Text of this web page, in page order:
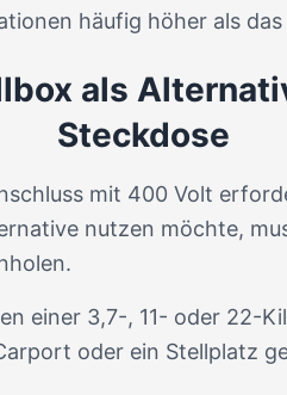
häufig höher als das
als
Steckdose
mit 400 Volt
nutzen möchte,
einer 3,7-, 11- oder 22-
oder ein Stellplatz